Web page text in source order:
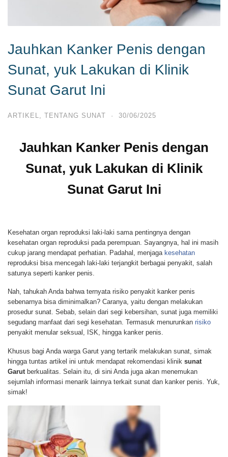
Jauhkan Kanker Penis dengan
Sunat, yuk Lakukan di Klinik
Sunat Garut Ini
ARTIKEL TENTANG SUNAT · 30/06/2025
Jauhkan Kanker Penis dengan
Sunat, yuk Lakukan di Klinik
Sunat Garut Ini
Kesehatan organ reproduksi laki-laki sama pentingnya dengan
kesehatan organ reproduksi pada perempuan. Sayangnya, hal ini masih
cukup jarang mendapat perhatian. Padahal, menjaga kesehatan
reproduksi bisa mencegah laki-laki terjangkit berbagai penyakit, salah
satunya seperti kanker penis.
Nah, tahukah Anda bahwa ternyata risiko penyakit kanker penis
sebenarnya bisa diminimalkan? Caranya, yaitu dengan melakukan
prosedur sunat. Sebab, selain dari segi kebersihan, sunat juga memiliki
segudang manfaat dari segi kesehatan. Termasuk menurunkan risiko
penyakit menular seksual, ISK, hingga kanker penis.
Khusus bagi Anda warga Garut yang tertarik melakukan sunat, simak
hingga tuntas artikel ini untuk mendapat rekomendasi klinik sunat
Garut berkualitas. Selain itu, di sini Anda juga akan menemukan
sejumlah informasi menarik lainnya terkait sunat dan kanker penis. Yuk,
simak!